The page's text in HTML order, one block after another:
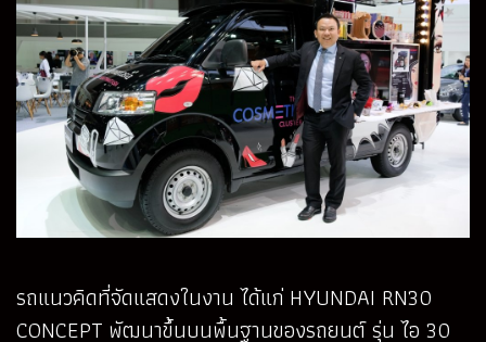
รถแนวคิดที่จัดแสดงในงาน ได้แก่ HYUNDAI RN30
CONCEPT พัฒนาขึ้นบนพื้นฐานของรถยนต์ รุ่น ไอ 30